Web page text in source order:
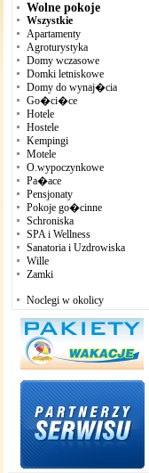
Wolne pokoje
Wszystkie
Apartamenty
Agroturystyka
Domy wczasowe
Domki letniskowe
Domy do wynaj�cia
Go�ci�ce
Hotele
Hostele
Kempingi
Motele
O.wypoczynkowe
Pa�ace
Pensjonaty
Pokoje go�cinne
Schroniska
SPA i Wellness
Sanatoria i Uzdrowiska
Wille
Zamki
Noclegi w okolicy